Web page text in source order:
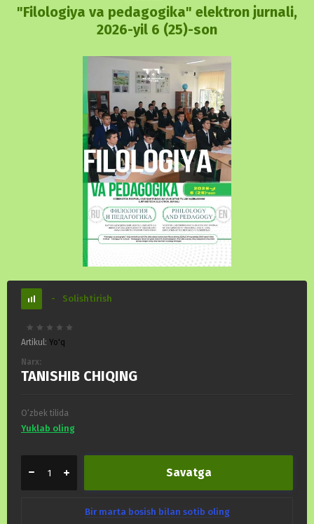
"Filologiya va pedagogika" elektron jurnali,
2026-yil 6 (25)-son
- Solishtirish
Artikul: Yo'q
Narx:
TANISHIB CHIQING
O‘zbek tilida
Yuklab oling
Savatga
Bir marta bosish bilan sotib oling